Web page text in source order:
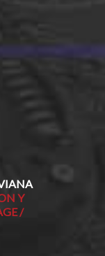
Y
/